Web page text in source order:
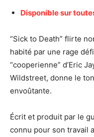
Disponible sur
“Sick to Death” flirte
habité par une rage
“cooperienne” d’Eric
Wildstreet, donne le
envoûtante.
Écrit et produit par le
connu pour son travail